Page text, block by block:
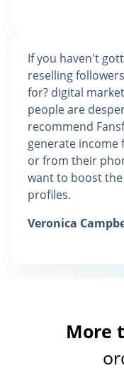
If you haven't
reselling
for? digital
people are
recommend
generate
or from their
want to boost
profiles.
Veronica
More